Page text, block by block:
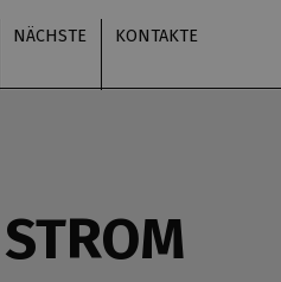
NÄCHSTE KONTAKTE